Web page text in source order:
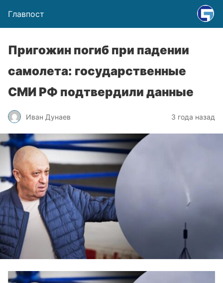
Главпост
Пригожин погиб при падении
самолета: государственные
СМИ РФ подтвердили данные
Иван Дунаев 3 года назад